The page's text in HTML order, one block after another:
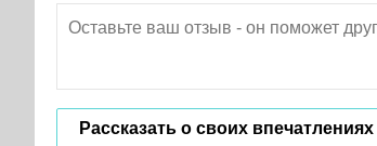
Рассказать о своих впечатлениях